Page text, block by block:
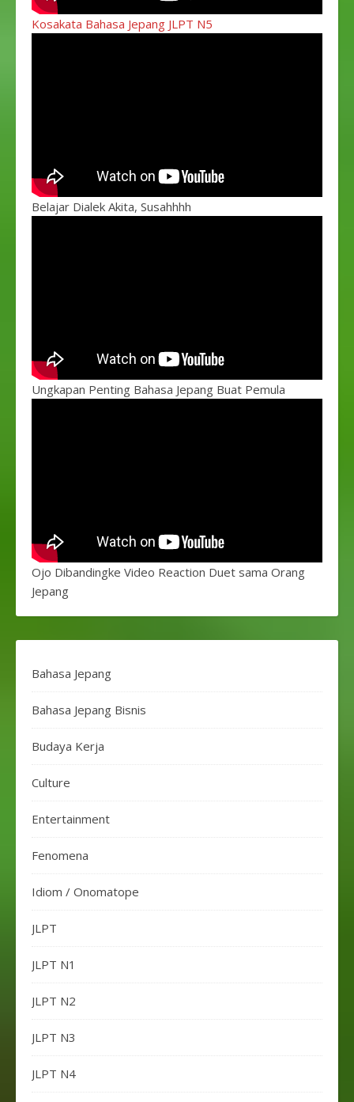
Kosakata Bahasa Jepang JLPT N5
Belajar Dialek Akita, Susahhhh
Ungkapan Penting Bahasa Jepang Buat Pemula
Ojo Dibandingke Video Reaction Duet sama Orang
Jepang
Bahasa Jepang
Bahasa Jepang Bisnis
Budaya Kerja
Culture
Entertainment
Fenomena
Idiom / Onomatope
JLPT
JLPT N1
JLPT N2
JLPT N3
JLPT N4